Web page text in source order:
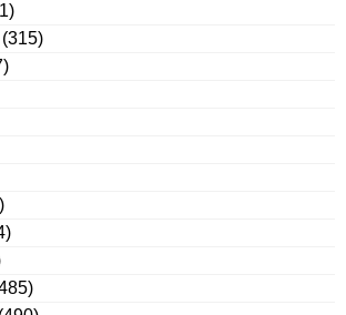
(315)